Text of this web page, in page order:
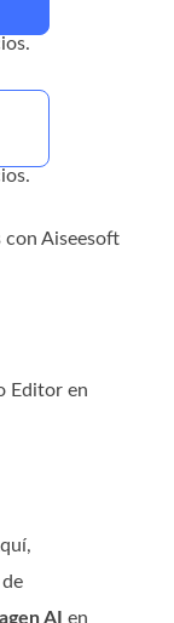
con Aiseesoft
Editor en
AI en